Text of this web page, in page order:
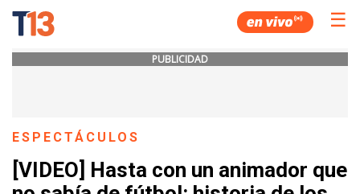
☰
PUBLICIDAD
ESPECTÁCULOS
[VIDEO] Hasta con un animador que